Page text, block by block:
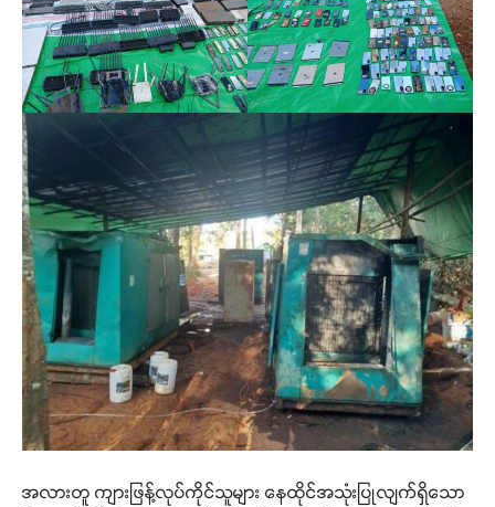
အလားတူ ကျားဖြန့်လုပ်ကိုင်သူများ နေထိုင်အသုံးပြုလျက်ရှိသော